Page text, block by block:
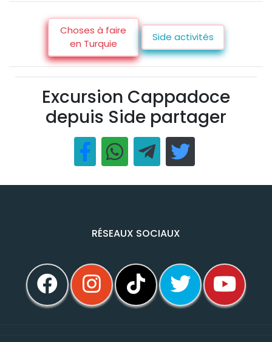
Choses à faire
en Turquie
Side activités
Excursion Cappadoce
depuis Side partager
RÉSEAUX SOCIAUX